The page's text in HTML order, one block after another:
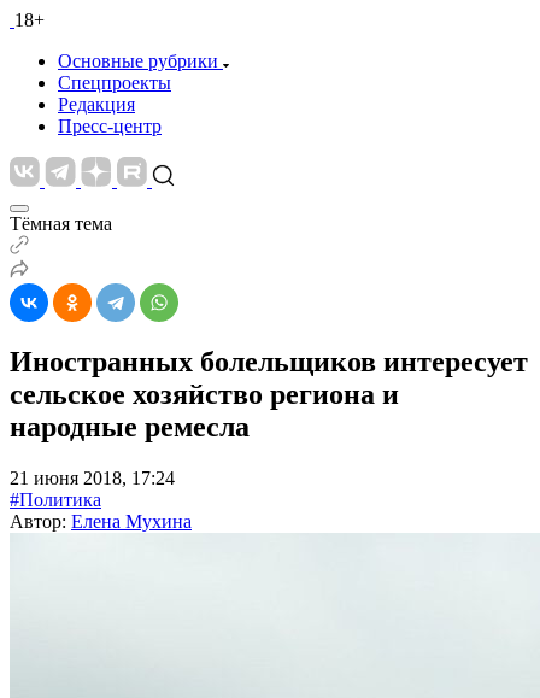
18+
Основные рубрики
Спецпроекты
Редакция
Пресс-центр
Тёмная тема
Иностранных болельщиков интересует
сельское хозяйство региона и
народные ремесла
21 июня 2018, 17:24
#Политика
Автор: Елена Мухина